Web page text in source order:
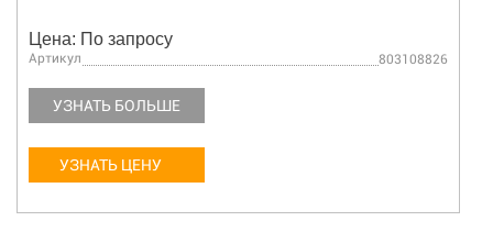
Цена: По запросу
Артикул 803108826
УЗНАТЬ БОЛЬШЕ
УЗНАТЬ ЦЕНУ